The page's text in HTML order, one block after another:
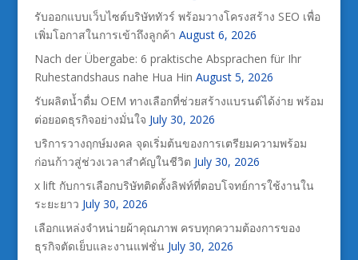
รับออกแบบเว็บไซต์บริษัททัวร์ พร้อมวางโครงสร้าง SEO เพื่อ
เพิ่มโอกาสในการเข้าถึงลูกค้า August 6, 2026
Nach der Übergabe: 6 praktische Absprachen für Ihr
Ruhestandshaus nahe Hua Hin August 5, 2026
รับผลิตน้ำดื่ม OEM ทางเลือกที่ช่วยสร้างแบรนด์ได้ง่าย พร้อม
ต่อยอดธุรกิจอย่างมั่นใจ July 30, 2026
บริการวางฤกษ์มงคล จุดเริ่มต้นของการเตรียมความพร้อม
ก่อนก้าวสู่ช่วงเวลาสำคัญในชีวิต July 30, 2026
x lift กับการเลือกบริษัทติดตั้งลิฟท์ที่ตอบโจทย์การใช้งานใน
ระยะยาว July 30, 2026
เลือกแหล่งจำหน่ายผ้าคุณภาพ ครบทุกความต้องการของ
ธุรกิจตัดเย็บและงานแฟชั่น July 30, 2026